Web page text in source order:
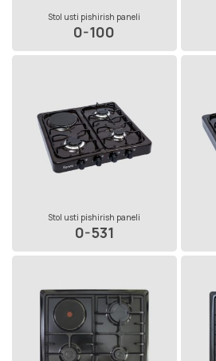
Stol usti pishirish paneli
0-100
Stol usti pishirish paneli
0-531